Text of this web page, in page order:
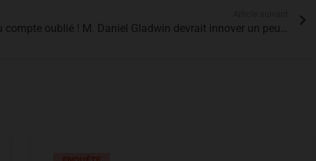
compte oublié ! M. Daniel Gladwin devrait innover un peu…